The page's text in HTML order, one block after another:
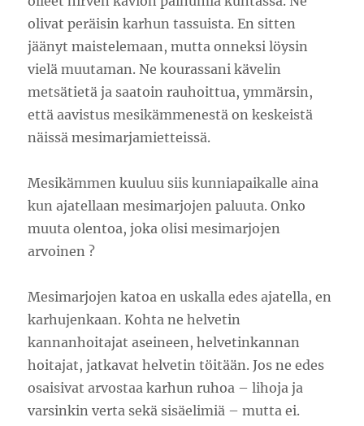
olivat peräisin karhun tassuista. En sitten
jäänyt maistelemaan, mutta onneksi löysin
vielä muutaman. Ne kourassani kävelin
metsätietä ja saatoin rauhoittua, ymmärsin,
että aavistus mesikämmenestä on keskeistä
näissä mesimarjamietteissä.
Mesikämmen kuuluu siis kunniapaikalle aina
kun ajatellaan mesimarjojen paluuta. Onko
muuta olentoa, joka olisi mesimarjojen
arvoinen ?
Mesimarjojen katoa en uskalla edes ajatella, en
karhujenkaan. Kohta ne helvetin
kannanhoitajat aseineen, helvetinkannan
hoitajat, jatkavat helvetin töitään. Jos ne edes
osaisivat arvostaa karhun ruhoa – lihoja ja
varsinkin verta sekä sisäelimiä – mutta ei.